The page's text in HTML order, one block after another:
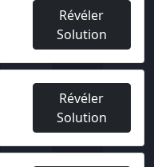
Révéler
Solution
Révéler
Solution